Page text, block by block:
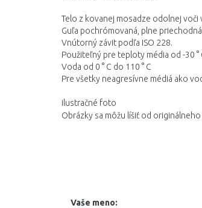
Telo z kovanej mosadze odolnej voči
Guľa pochrómovaná, plne
Vnútorný závit podľa ISO 228.
Použiteľný pre teploty média od -30 °
Voda od 0 ° C do 110 ° C
Pre všetky neagresívne médiá ako
ilustračné foto
Obrázky sa môžu líšiť od
Vaše meno: